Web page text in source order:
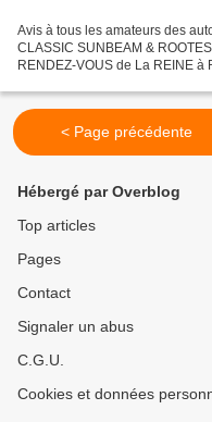
Avis à tous les amateurs des
CLASSIC SUNBEAM &
RENDEZ-VOUS de La REINE à
accueille-les-rootes-sunbeam-
octobre-2013...
< Page précédente
Hébergé par Overblog
Top articles
Pages
Contact
Signaler un abus
C.G.U.
Cookies et données